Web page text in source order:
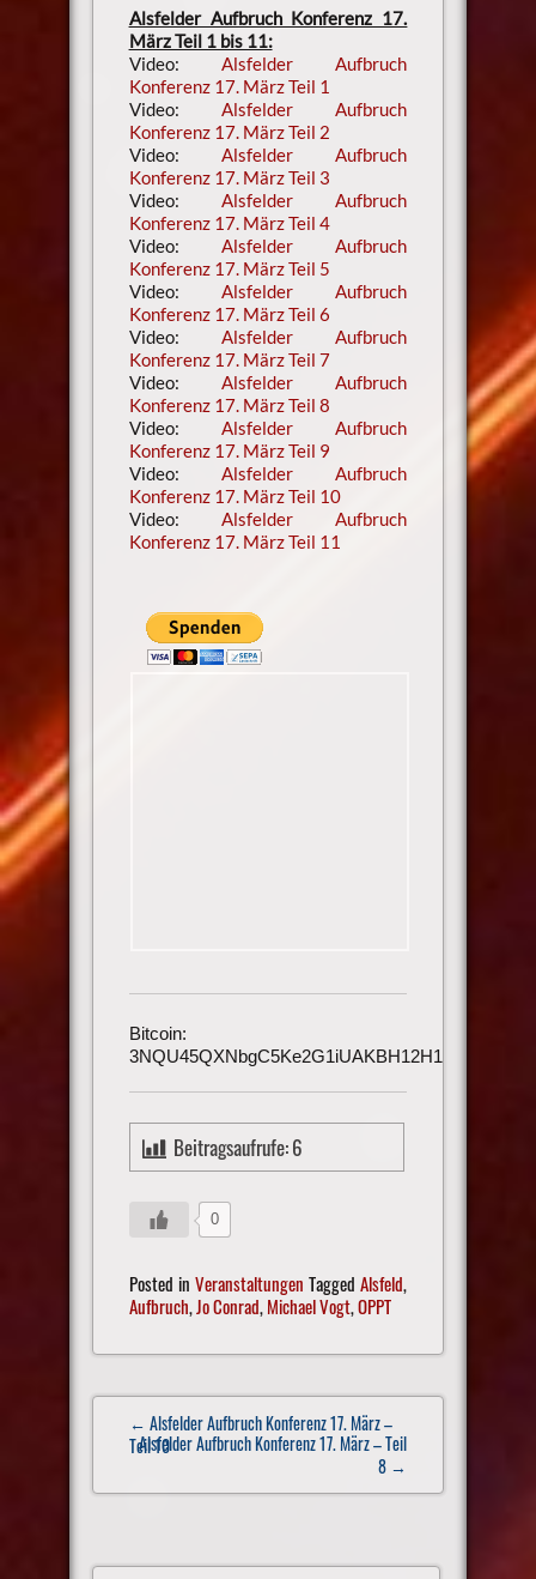
Alsfelder Aufbruch Konferenz 17.
März Teil 1 bis 11:
Video: Alsfelder Aufbruch
Konferenz 17. März Teil 1
Video: Alsfelder Aufbruch
Konferenz 17. März Teil 2
Video: Alsfelder Aufbruch
Konferenz 17. März Teil 3
Video: Alsfelder Aufbruch
Konferenz 17. März Teil 4
Video: Alsfelder Aufbruch
Konferenz 17. März Teil 5
Video: Alsfelder Aufbruch
Konferenz 17. März Teil 6
Video: Alsfelder Aufbruch
Konferenz 17. März Teil 7
Video: Alsfelder Aufbruch
Konferenz 17. März Teil 8
Video: Alsfelder Aufbruch
Konferenz 17. März Teil 9
Video: Alsfelder Aufbruch
Konferenz 17. März Teil 10
Video: Alsfelder Aufbruch
Konferenz 17. März Teil 11
Bitcoin:
3NQU45QXNbgC5Ke2G1iUAKBH12H1h3UmAu
Beitragsaufrufe:6
0
Posted in Veranstaltungen TaggedAlsfeld,
Aufbruch,Jo Conrad,Michael Vogt,OPPT
Post
navigation
← Alsfelder Aufbruch Konferenz 17. März –
Teil 10
Alsfelder Aufbruch Konferenz 17. März – Teil
8 →